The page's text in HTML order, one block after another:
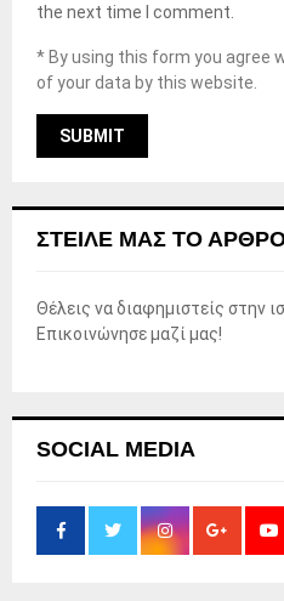
the next time I comment.
* By using this form you agree
of your data by this website.
ΣΤΕΊΛΕ ΜΑΣ ΤΟ
Θέλεις να διαφημιστείς στην
Επικοινώνησε μαζί μας!
SOCIAL MEDIA